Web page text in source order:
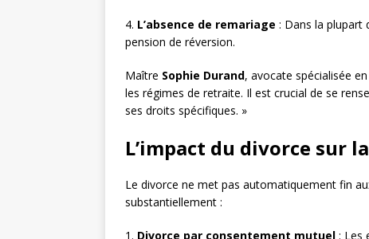
4. L’absence de remariage : Dans la plupart
pension de réversion.
Maître Sophie Durand, avocate spécialisée
les régimes de retraite. Il est crucial de se
ses droits spécifiques. »
L’impact du divorce sur
Le divorce ne met pas automatiquement fin
substantiellement :
1. Divorce par consentement mutuel : Les